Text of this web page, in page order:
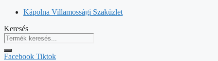
Kilépés
tartalomba
Kápolna Villamossági Szaküzlet
Keresés
Facebook Tiktok